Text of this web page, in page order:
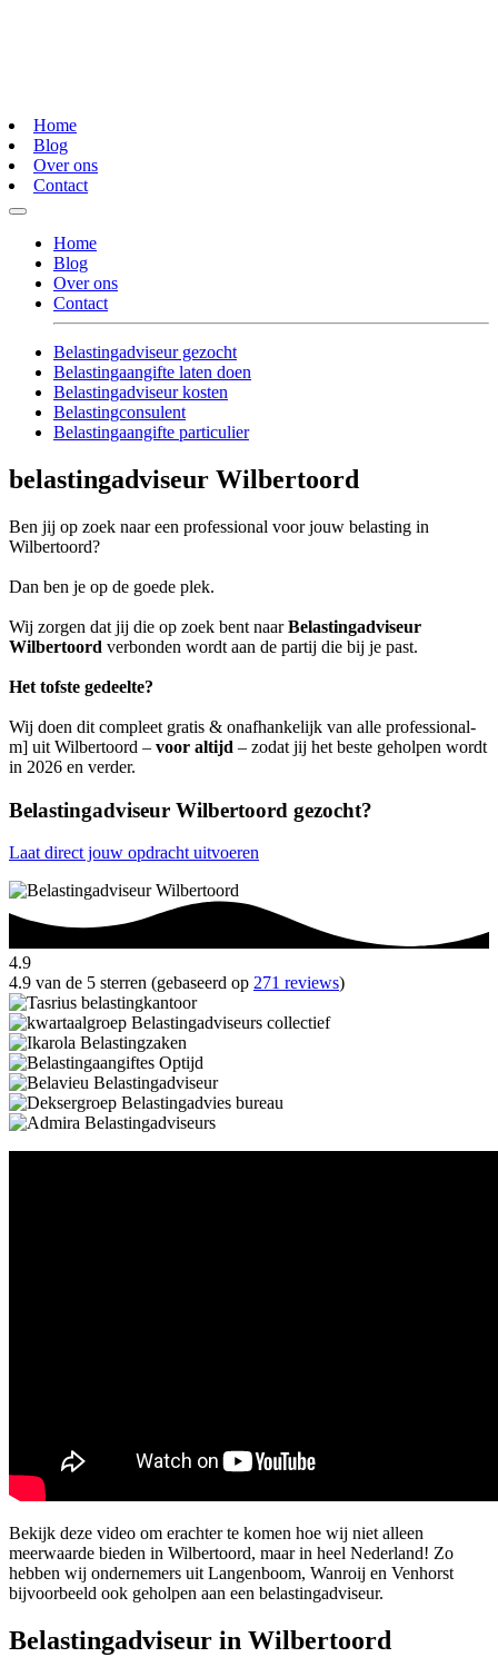
Home
Blog
Over ons
Contact
Home
Blog
Over ons
Contact
Belastingadviseur gezocht
Belastingaangifte laten doen
Belastingadviseur kosten
Belastingconsulent
Belastingaangifte particulier
belastingadviseur Wilbertoord
Ben jij op zoek naar een professional voor jouw belasting in
Wilbertoord?
Dan ben je op de goede plek.
Wij zorgen dat jij die op zoek bent naarBelastingadviseur
Wilbertoord verbonden wordt aan de partij die bij je past.
Het tofste gedeelte?
Wij doen dit compleet gratis & onafhankelijk van alle professional-
m] uit Wilbertoord – voor altijd – zodat jij het beste geholpen wordt
in 2026 en verder.
Belastingadviseur Wilbertoord gezocht?
Laat direct jouw opdracht uitvoeren
4.9
4.9 van de 5 sterren (gebaseerd op 271 reviews)
Bekijk deze video om erachter te komen hoe wij niet alleen
meerwaarde bieden in Wilbertoord, maar in heel Nederland! Zo
hebben wij ondernemers uit Langenboom, Wanroij en Venhorst
bijvoorbeeld ook geholpen aan een belastingadviseur.
Belastingadviseur in Wilbertoord